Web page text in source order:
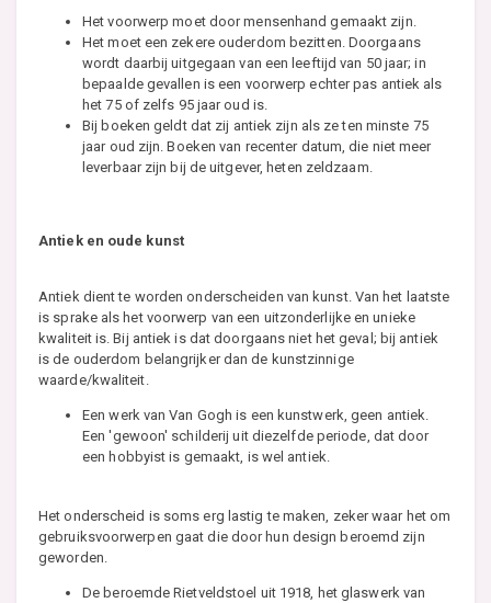
Het voorwerp moet door mensenhand gemaakt zijn.
Het moet een zekere ouderdom bezitten. Doorgaans
wordt daarbij uitgegaan van een leeftijd van 50 jaar; in
bepaalde gevallen is een voorwerp echter pas antiek als
het 75 of zelfs 95 jaar oud is.
Bij boeken geldt dat zij antiek zijn als ze ten minste 75
jaar oud zijn. Boeken van recenter datum, die niet meer
leverbaar zijn bij de uitgever, heten zeldzaam.
Antiek en oude kunst
Antiek dient te worden onderscheiden van kunst. Van het laatste
is sprake als het voorwerp van een uitzonderlijke en unieke
kwaliteit is. Bij antiek is dat doorgaans niet het geval; bij antiek
is de ouderdom belangrijker dan de kunstzinnige
waarde/kwaliteit.
Een werk van Van Gogh is een kunstwerk, geen antiek.
Een 'gewoon' schilderij uit diezelfde periode, dat door
een hobbyist is gemaakt, is wel antiek.
Het onderscheid is soms erg lastig te maken, zeker waar het om
gebruiksvoorwerpen gaat die door hun design beroemd zijn
geworden.
De beroemde Rietveldstoel uit 1918, het glaswerk van